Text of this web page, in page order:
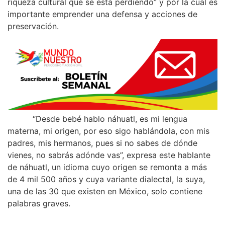
importante emprender una defensa y acciones de
preservación.
“Desde bebé hablo náhuatl, es mi lengua
materna, mi origen, por eso sigo hablándola, con mis
padres, mis hermanos, pues si no sabes de dónde
vienes, no sabrás adónde vas”, expresa este hablante
de náhuatl, un idioma cuyo origen se remonta a más
de 4 mil 500 años y cuya variante dialectal, la suya,
una de las 30 que existen en México, solo contiene
palabras graves.